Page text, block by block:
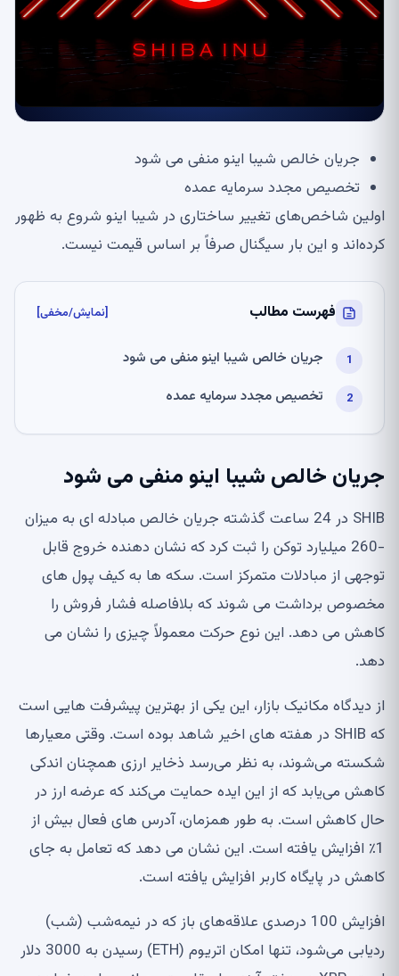
جریان خالص شیبا اینو منفی می شود
تخصیص مجدد سرمایه عمده
اولین شاخص‌های تغییر ساختاری در شیبا اینو شروع به ظهور
کرده‌اند و این بار سیگنال صرفاً بر اساس قیمت نیست.
فهرست مطالب [نمایش/مخفی]
جریان خالص شیبا اینو منفی می شود
تخصیص مجدد سرمایه عمده
جریان خالص شیبا اینو منفی می شود
SHIB در 24 ساعت گذشته جریان خالص مبادله ای به میزان
-260 میلیارد توکن را ثبت کرد که نشان دهنده خروج قابل
توجهی از مبادلات متمرکز است. سکه ها به کیف پول های
مخصوص برداشت می شوند که بلافاصله فشار فروش را
کاهش می دهد. این نوع حرکت معمولاً چیزی را نشان می
دهد.
از دیدگاه مکانیک بازار، این یکی از بهترین پیشرفت هایی است
که SHIB در هفته های اخیر شاهد بوده است. وقتی معیارها
شکسته می‌شوند، به نظر می‌رسد ذخایر ارزی همچنان اندکی
کاهش می‌یابد که از این ایده حمایت می‌کند که عرضه ارز در
حال کاهش است. به طور همزمان، آدرس های فعال بیش از
1٪ افزایش یافته است. این نشان می دهد که تعامل به جای
کاهش در پایگاه کاربر افزایش یافته است.
افزایش 100 درصدی علاقه‌های باز که در نیمه‌شب (شب)
ردیابی می‌شود، تنها امکان اتریوم (ETH) رسیدن به 3000 دلار